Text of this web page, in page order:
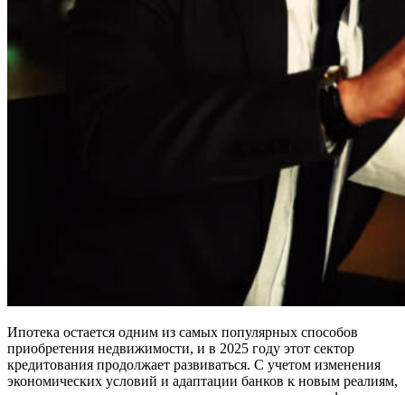
Ипотека остается одним из самых популярных способов
приобретения недвижимости, и в 2025 году этот сектор
кредитования продолжает развиваться. С учетом изменения
экономических условий и адаптации банков к новым реалиям,